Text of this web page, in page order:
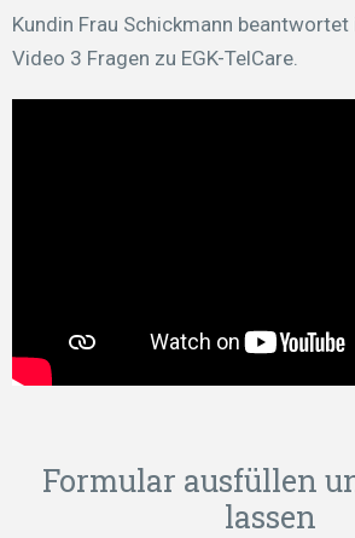
Kundin Frau Schickmann beantwortet
Video 3 Fragen zu EGK-TelCare.
Formular ausfüllen
lassen